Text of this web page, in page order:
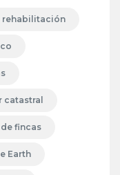
rehabilitación
catastral
fincas
Earth